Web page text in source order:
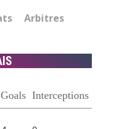
Arbitres
Goals Interceptions